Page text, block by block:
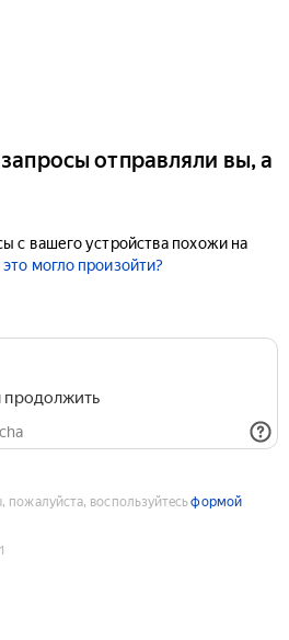
отправляли вы, а
с вашего устройства похожи на
могло произойти?
пожалуйста, воспользуйтесьформой